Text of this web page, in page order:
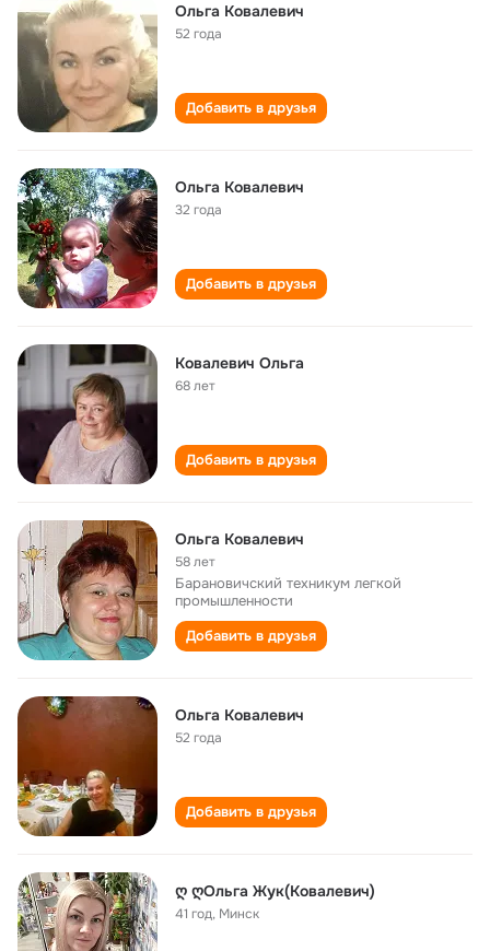
Ольга Ковалевич
52 года
Добавить в друзья
Ольга Ковалевич
32 года
Добавить в друзья
Ковалевич Ольга
68 лет
Добавить в друзья
Ольга Kовалевич
58 лет
Барановичский техникум легкой
промышленности
Добавить в друзья
Ольга Ковалевич
52 года
Добавить в друзья
ღ ღОльга Жук(Ковалевич)
41 год, Минск